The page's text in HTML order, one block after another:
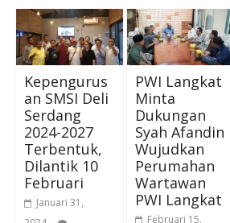
Kepengurus
an SMSI Deli
Serdang
2024-2027
Terbentuk,
Dilantik 10
Februari
Januari 31,
PWI Langkat
Minta
Dukungan
Syah Afandin
Wujudkan
Perumahan
Wartawan
PWI Langkat
Februari 15,